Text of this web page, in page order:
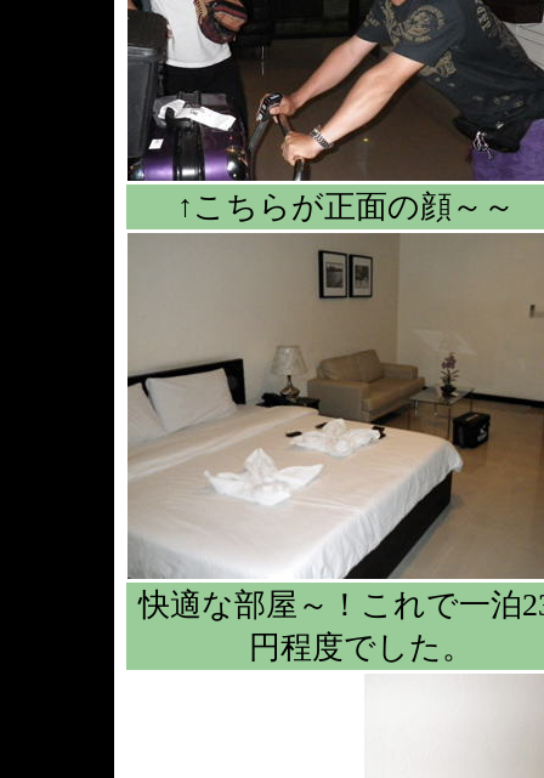
↑こちらが正面の顔～
快適な部屋～！これで一泊
円程度でした。